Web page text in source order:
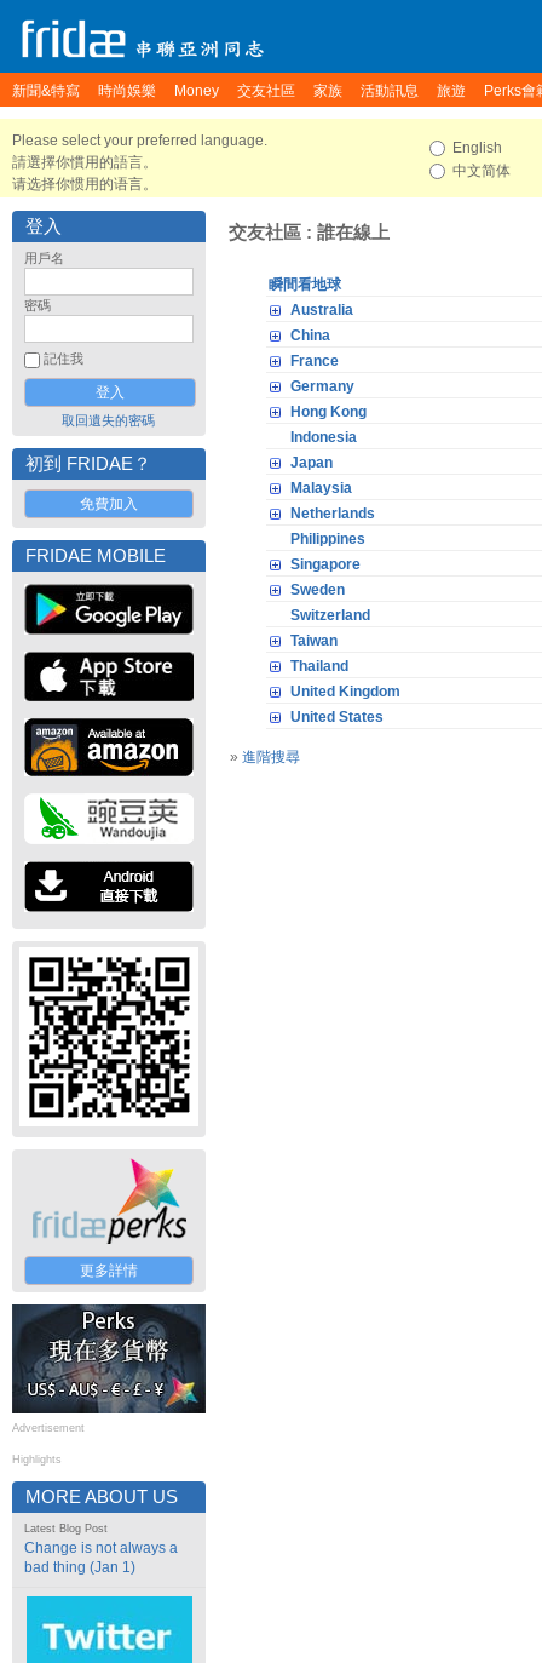
新聞&特寫 時尚娛樂 Money 交友社區 家族 活動訊息 旅遊 Perks會
Please select your preferred language.
請選擇你慣用的語言。
请选择你惯用的语言。
English
中文简体
登入
用戶名
密碼
記住我
取回遺失的密碼
初到 FRIDAE？
免費加入
FRIDAE MOBILE
更多詳情
Advertisement
Highlights
MORE ABOUT US
Latest Blog Post
Change is not always a
bad thing (Jan 1)
交友社區 : 誰在線上
瞬間看地球
Australia
China
France
Germany
Hong Kong
Indonesia
Japan
Malaysia
Netherlands
Philippines
Singapore
Sweden
Switzerland
Taiwan
Thailand
United Kingdom
United States
» 進階搜尋